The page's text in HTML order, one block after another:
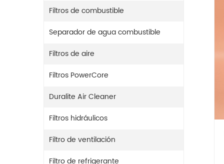
Filtros de combustible
Separador de agua combustible
Filtros de aire
Filtros PowerCore
Duralite Air Cleaner
Filtros hidráulicos
Filtro de ventilación
Filtro de refrigerante